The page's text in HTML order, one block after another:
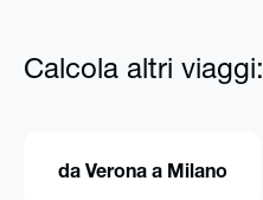
Calcola altri viaggi:
da Verona a Milano